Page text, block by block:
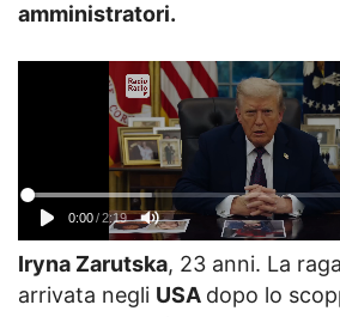
amministratori.
Iryna Zarutska, 23 anni. La
arrivata negli USA dopo lo